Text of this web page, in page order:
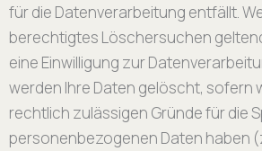
für die Datenverarbeitung entfällt.
berechtigtes Löschersuchen
eine Einwilligung zur
werden Ihre Daten gelöscht, sofern
rechtlich zulässigen Gründe für die
personenbezogenen Daten haben